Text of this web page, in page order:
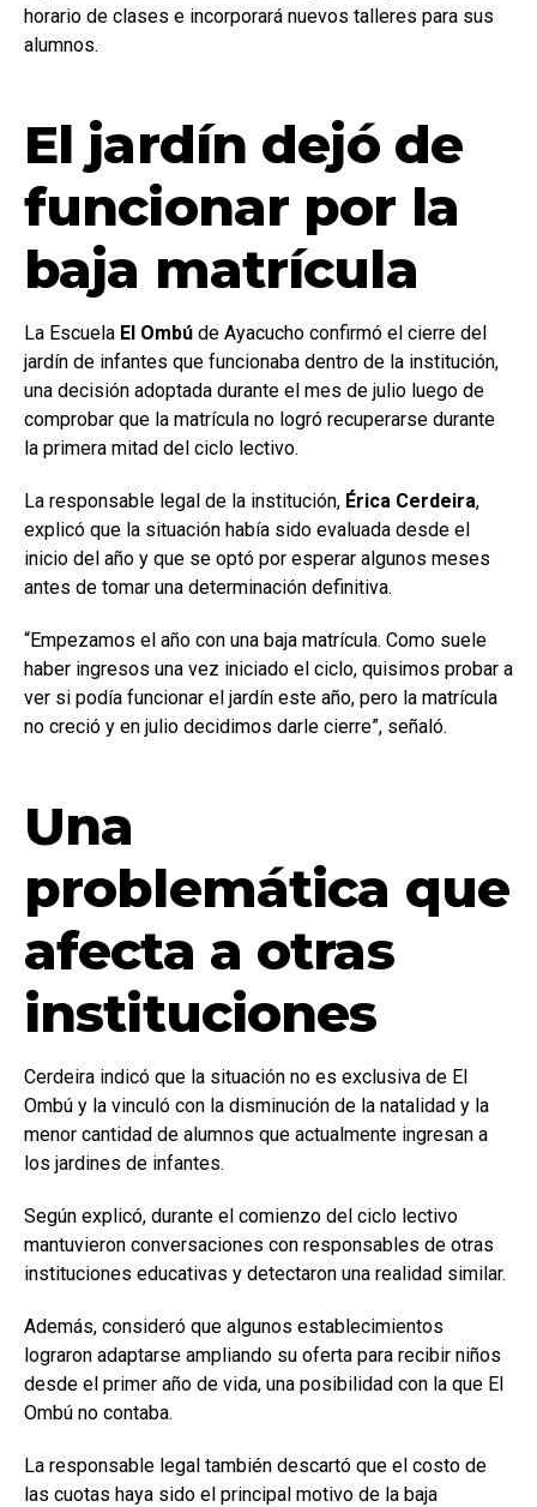
horario de clases e incorporará nuevos talleres para sus
alumnos.
El jardín dejó de
funcionar por la
baja matrícula
La Escuela El Ombú de Ayacucho confirmó el cierre del
jardín de infantes que funcionaba dentro de la institución,
una decisión adoptada durante el mes de julio luego de
comprobar que la matrícula no logró recuperarse durante
la primera mitad del ciclo lectivo.
La responsable legal de la institución, Érica Cerdeira,
explicó que la situación había sido evaluada desde el
inicio del año y que se optó por esperar algunos meses
antes de tomar una determinación definitiva.
“Empezamos el año con una baja matrícula. Como suele
haber ingresos una vez iniciado el ciclo, quisimos probar a
ver si podía funcionar el jardín este año, pero la matrícula
no creció y en julio decidimos darle cierre”, señaló.
Una
problemática que
afecta a otras
instituciones
Cerdeira indicó que la situación no es exclusiva de El
Ombú y la vinculó con la disminución de la natalidad y la
menor cantidad de alumnos que actualmente ingresan a
los jardines de infantes.
Según explicó, durante el comienzo del ciclo lectivo
mantuvieron conversaciones con responsables de otras
instituciones educativas y detectaron una realidad similar.
Además, consideró que algunos establecimientos
lograron adaptarse ampliando su oferta para recibir niños
desde el primer año de vida, una posibilidad con la que El
Ombú no contaba.
La responsable legal también descartó que el costo de
las cuotas haya sido el principal motivo de la baja